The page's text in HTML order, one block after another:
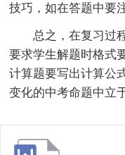
技巧，如在答题中要
总之，在复习过
要求学生解题时格式
计算题要写出计算公
变化的中考命题中立